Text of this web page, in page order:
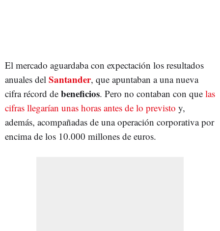
El mercado aguardaba con expectación los resultados
anuales del Santander, que apuntaban a una nueva
cifra récord de beneficios. Pero no contaban con que las
cifras llegarían unas horas antes de lo previsto y,
además, acompañadas de una operación corporativa por
encima de los 10.000 millones de euros.